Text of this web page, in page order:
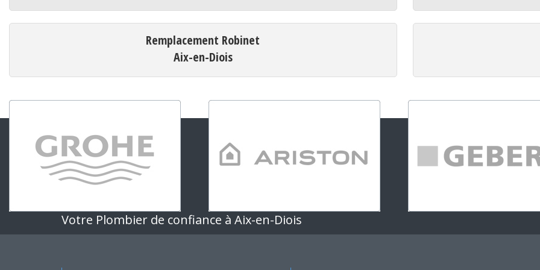
Remplacement Robinet
Aix-en-Diois
Votre Plombier de confiance à Aix-en-Diois